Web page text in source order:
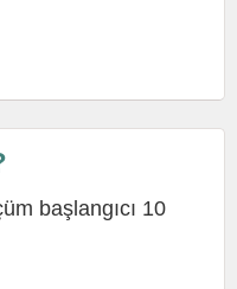
başlangıcı 10